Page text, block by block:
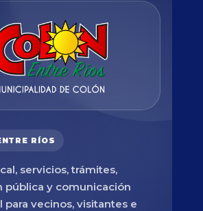
RÍOS
servicios, trámites,
pública y comunicación
para vecinos, visitantes e